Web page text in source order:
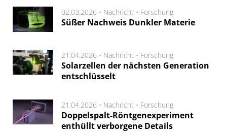
02.03.2026 • Nachricht • Forschung
Süßer Nachweis Dunkler Materie
21.04.2026 • Nachricht • Forschung
Solarzellen der nächsten Generation
entschlüsselt
21.04.2026 • Nachricht • Forschung
Doppelspalt-Röntgenexperiment
enthüllt verborgene Details